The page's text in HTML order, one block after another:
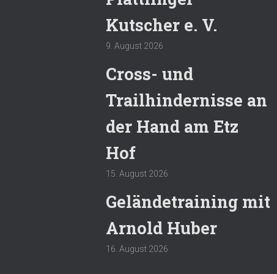
Kutscher e. V.
9. August 2026
Cross- und
Trailhindernisse an
der Hand am Etz
Hof
15. August 2026
Geländetraining mit
Arnold Huber
16. August 2026